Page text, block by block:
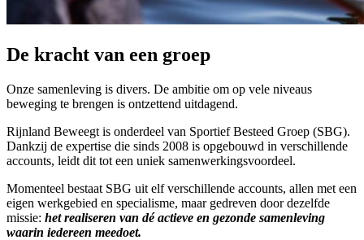
De kracht van een groep
Onze samenleving is divers. De ambitie om op vele niveaus
beweging te brengen is ontzettend uitdagend.
Rijnland Beweegt is onderdeel van Sportief Besteed Groep (SBG).
Dankzij de expertise die sinds 2008 is opgebouwd in verschillende
accounts, leidt dit tot een uniek samenwerkingsvoordeel.
Momenteel bestaat SBG uit elf verschillende accounts, allen met een
eigen werkgebied en specialisme, maar gedreven door dezelfde
missie: het realiseren van dé actieve en gezonde samenleving
waarin iedereen meedoet.